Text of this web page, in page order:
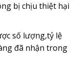
bị chịu thiệt hại
số lượng,tỷ lệ
đã nhận trong